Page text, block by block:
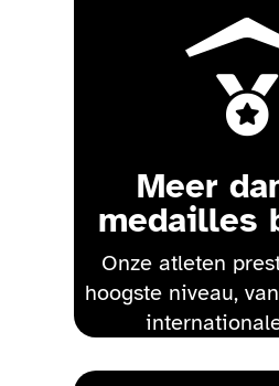

Meer
medailles
Onze atleten
hoogste niveau,